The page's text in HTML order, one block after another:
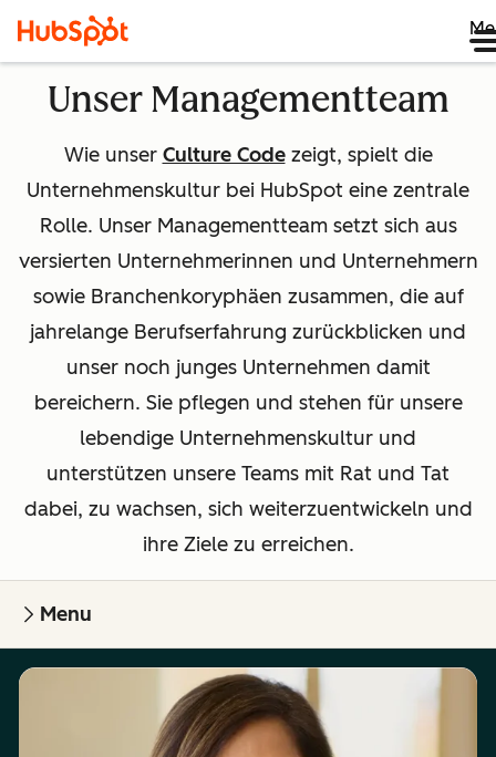
Unser Managementteam
Wie unser Culture Codezeigt, spielt die
Unternehmenskultur bei HubSpot eine zentrale
Rolle. Unser Managementteam setzt sich aus
versierten Unternehmerinnen und Unternehmern
sowie Branchenkoryphäen zusammen, die auf
jahrelange Berufserfahrung zurückblicken und
unser noch junges Unternehmen damit
bereichern. Sie pflegen und stehen für unsere
lebendige Unternehmenskultur und
unterstützen unsere Teams mit Rat und Tat
dabei, zu wachsen, sich weiterzuentwickeln und
ihre Ziele zu erreichen.
Menu